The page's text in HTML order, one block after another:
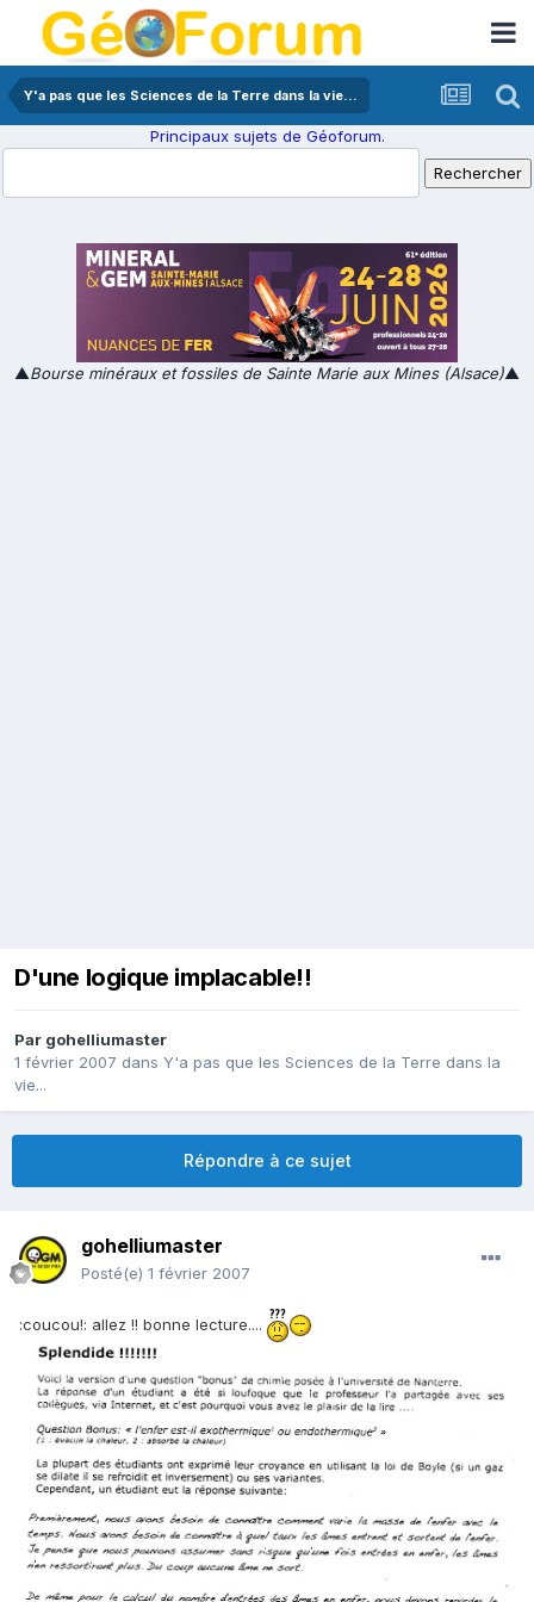
Y'a pas que les Sciences de la Terre dans la vie...
Principaux sujets de Géoforum.
▲Bourse minéraux et fossiles de Sainte Marie aux Mines (Alsace)▲
D'une logique implacable!!
Par gohelliumaster
1 février 2007 dans Y'a pas que les Sciences de la Terre dans la
vie...
Répondre à ce sujet
gohelliumaster
Posté(e) 1 février 2007
:coucou!: allez !! bonne lecture....